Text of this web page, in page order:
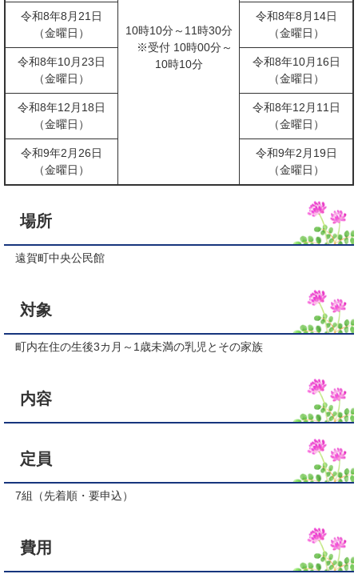
10時10分～11時30分
※受付 10時00分～
10時10分
令和8年8月21日
（金曜日）
令和8年8月14日
（金曜日）
令和8年10月23日
（金曜日）
令和8年10月16日
（金曜日）
令和8年12月18日
（金曜日）
令和8年12月11日
（金曜日）
令和9年2月26日
（金曜日）
令和9年2月19日
（金曜日）
場所
遠賀町中央公民館
対象
町内在住の生後3カ月～1歳未満の乳児とその家族
内容
定員
7組（先着順・要申込）
費用